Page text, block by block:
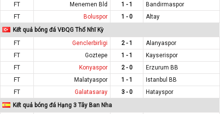
FT
Menemen Bld 1 - 1
Bandirmaspor
FT
Boluspor 1 - 0
Altay
Kết quả bóng đá VĐQG Thổ Nhĩ Kỳ
FT
Genclerbirligi 2 - 1
Alanyaspor
FT
Goztepe 1 - 1
Kayserispor
FT
Konyaspor 2 - 0
Erzurum BB
FT
Malatyaspor 1 - 1
Istanbul BB
FT
Galatasaray 3 - 0
Hatayspor
Kết quả bóng đá Hạng 3 Tây Ban Nha